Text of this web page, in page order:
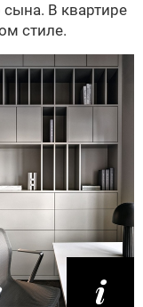
сына. В квартире
стиле.